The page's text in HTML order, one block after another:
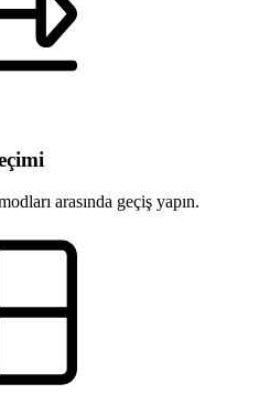
arasında geçiş yapın.